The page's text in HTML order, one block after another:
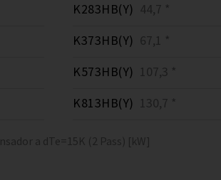
K283HB(Y) 44,7 *
K373HB(Y) 67,1 *
K573HB(Y) 107,3 *
K813HB(Y) 130,7 *
a dTe=15K (2 Pass) [kW]